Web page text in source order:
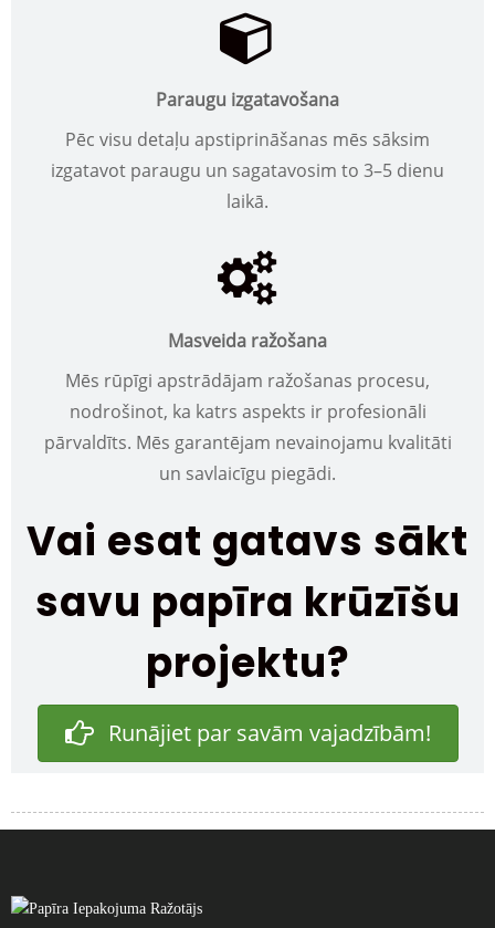
Paraugu izgatavošana
Pēc visu detaļu apstiprināšanas mēs sāksim
izgatavot paraugu un sagatavosim to 3–5 dienu
laikā.
Masveida ražošana
Mēs rūpīgi apstrādājam ražošanas procesu,
nodrošinot, ka katrs aspekts ir profesionāli
pārvaldīts. Mēs garantējam nevainojamu kvalitāti
un savlaicīgu piegādi.
Vai esat gatavs sākt
savu papīra krūzīšu
projektu?
Runājiet par savām vajadzībām!